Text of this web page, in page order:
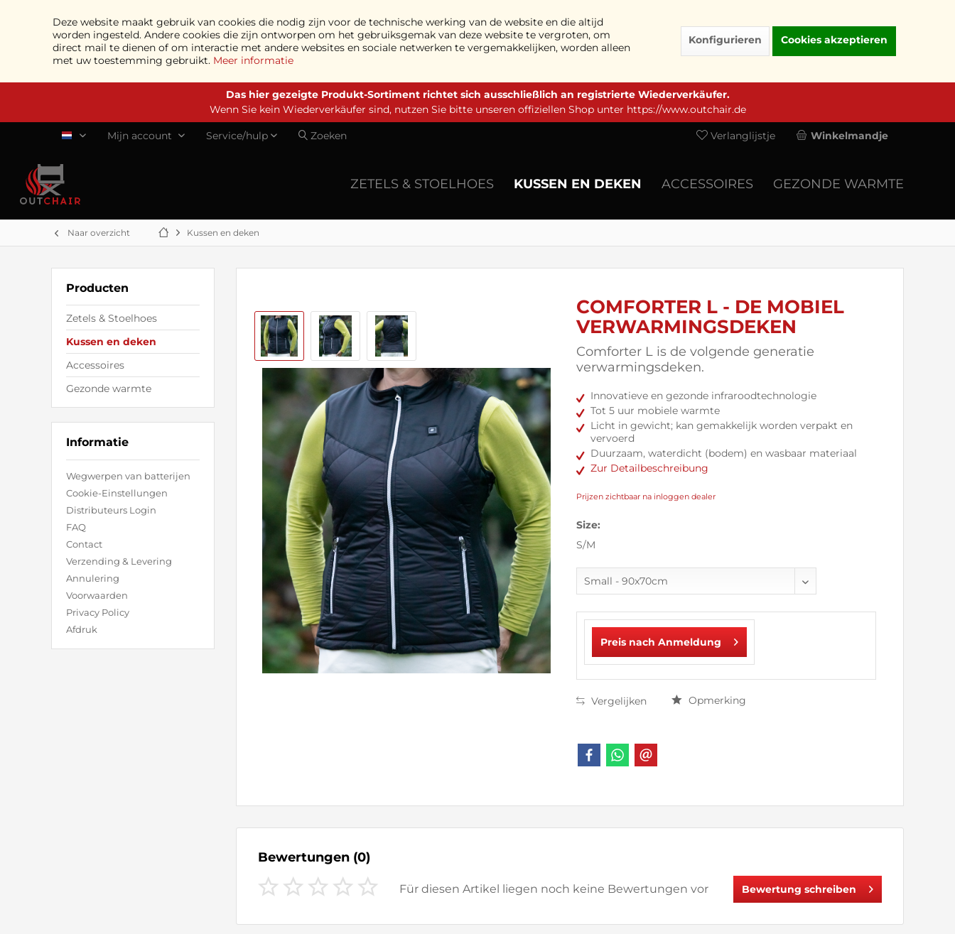
Deze website maakt gebruik van cookies die nodig zijn voor de technische werking van de website en die altijd
worden ingesteld. Andere cookies die zijn ontworpen om het gebruiksgemak van deze website te vergroten, om
direct mail te dienen of om interactie met andere websites en sociale netwerken te vergemakkelijken, worden alleen
met uw toestemming gebruikt. Meer informatie
Konfigurieren Cookies akzeptieren
Das hier gezeigte Produkt-Sortiment richtet sich ausschließlich an registrierte Wiederverkäufer.
Wenn Sie kein Wiederverkäufer sind, nutzen Sie bitte unseren offiziellen Shop unter https://www.outchair.de
Winkelmandje
Verlanglijstje
Mijn account Service/hulp Zoeken
ZETELS & STOELHOES KUSSEN EN DEKEN ACCESSOIRES GEZONDE WARMTE
Naar overzicht Kussen en deken
Producten
Zetels & Stoelhoes
Kussen en deken
Accessoires
Gezonde warmte
Informatie
Wegwerpen van batterijen
Cookie-Einstellungen
Distributeurs Login
FAQ
Contact
Verzending & Levering
Annulering
Voorwaarden
Privacy Policy
Afdruk
COMFORTER L - DE MOBIEL
VERWARMINGSDEKEN
Comforter L is de volgende generatie
verwarmingsdeken.
Innovatieve en gezonde infraroodtechnologie
Tot 5 uur mobiele warmte
Licht in gewicht; kan gemakkelijk worden verpakt en
vervoerd
Duurzaam, waterdicht (bodem) en wasbaar materiaal
Zur Detailbeschreibung
Prijzen zichtbaar na inloggen dealer
Size:
S/M
Preis nach Anmeldung
Vergelijken Opmerking
Bewertungen (0)
Für diesen Artikel liegen noch keine Bewertungen vor Bewertung schreiben